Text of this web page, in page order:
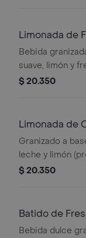
Limonada de
Bebida
suave, limón y
sin azúcar.
$ 20.350
Limonada de
Granizado a
leche y limón
recomienda
$ 20.350
Batido de
Bebida dulce